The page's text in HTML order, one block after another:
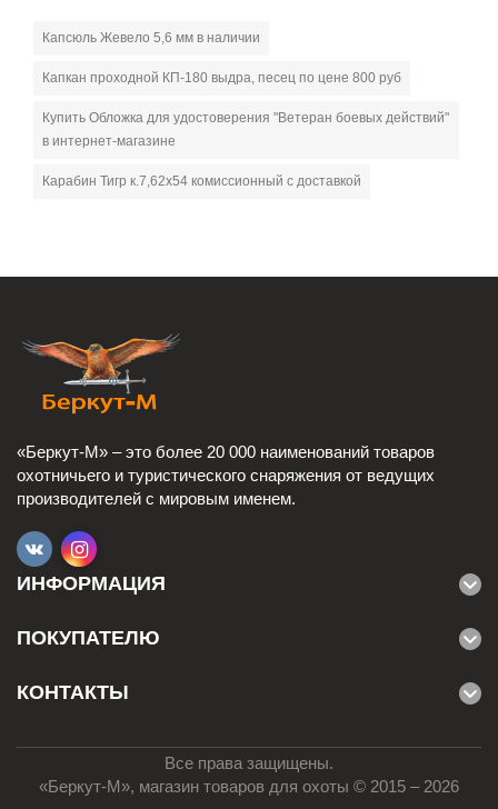
Капсюль Жевело 5,6 мм в наличии
Капкан проходной КП-180 выдра, песец по цене 800 руб
Купить Обложка для удостоверения "Ветеран боевых действий"
в интернет-магазине
Карабин Тигр к.7,62х54 комиссионный с доставкой
«Беркут-М» – это более 20 000 наименований товаров
охотничьего и туристического снаряжения от ведущих
производителей с мировым именем.
ИНФОРМАЦИЯ
ПОКУПАТЕЛЮ
КОНТАКТЫ
Все права защищены.
«Беркут-М», магазин товаров для охоты © 2015 – 2026